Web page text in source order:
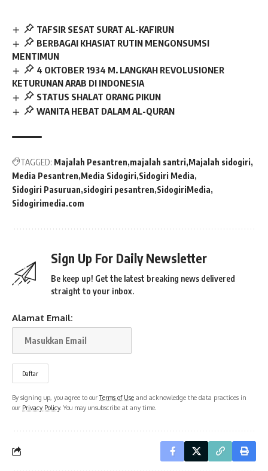
TAFSIR SESAT SURAT AL-KAFIRUN
BERBAGAI KHASIAT RUTIN MENGONSUMSI
MENTIMUN
4 OKTOBER 1934 M. LANGKAH REVOLUSIONER
KETURUNAN ARAB DI INDONESIA
STATUS SHALAT ORANG PIKUN
WANITA HEBAT DALAM AL-QURAN
TAGGED: Majalah Pesantren majalah santri Majalah sidogiri
Media Pesantren Media Sidogiri Sidogiri Media
Sidogiri Pasuruan sidogiri pesantren SidogiriMedia
Sidogirimedia.com
Sign Up For Daily Newsletter
Be keep up! Get the latest breaking news delivered
straight to your inbox.
Alamat Email:
By signing up, you agree to ourTerms of Use and acknowledge the data practices in
our Privacy Policy. You may unsubscribe at any time.